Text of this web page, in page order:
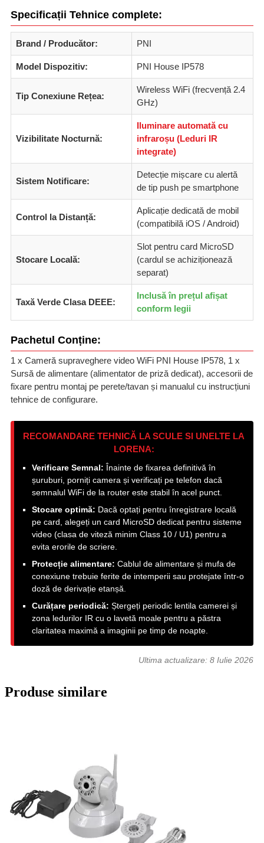
Specificații Tehnice complete:
Brand / Producător: PNI
Model Dispozitiv: PNI House IP578
Tip Conexiune Rețea:
Wireless WiFi (frecvență 2.4
GHz)
Vizibilitate Nocturnă:
Iluminare automată cu
infraroșu (Leduri IR
integrate)
Sistem Notificare:
Detecție mișcare cu alertă
de tip push pe smartphone
Control la Distanță:
Aplicație dedicată de mobil
(compatibilă iOS / Android)
Stocare Locală:
Slot pentru card MicroSD
(cardul se achiziționează
separat)
Taxă Verde Clasa DEEE:
Inclusă în prețul afișat
conform legii
Pachetul Conține:
1 x Cameră supraveghere video WiFi PNI House IP578, 1 x
Sursă de alimentare (alimentator de priză dedicat), accesorii de
fixare pentru montaj pe perete/tavan și manualul cu instrucțiuni
tehnice de configurare.
RECOMANDARE TEHNICĂ LA SCULE SI UNELTE LA
LORENA:
Verificare Semnal: Înainte de fixarea definitivă în
șuruburi, porniți camera și verificați pe telefon dacă
semnalul WiFi de la router este stabil în acel punct.
Stocare optimă: Dacă optați pentru înregistrare locală
pe card, alegeți un card MicroSD dedicat pentru sisteme
video (clasa de viteză minim Class 10 / U1) pentru a
evita erorile de scriere.
Protecție alimentare: Cablul de alimentare și mufa de
conexiune trebuie ferite de intemperii sau protejate într-o
doză de derivație etanșă.
Curățare periodică: Ștergeți periodic lentila camerei și
zona ledurilor IR cu o lavetă moale pentru a păstra
claritatea maximă a imaginii pe timp de noapte.
Ultima actualizare: 8 Iulie 2026
Produse similare